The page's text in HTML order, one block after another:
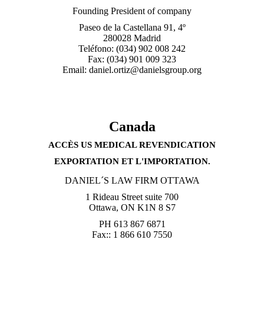
Founding President of company
Paseo de la Castellana 91, 4º
280028 Madrid
Teléfono: (034) 902 008 242
Fax: (034) 901 009 323
Email: daniel.ortiz@danielsgroup.org
Canada
ACCÈS US MEDICAL REVENDICATION
EXPORTATION ET L'IMPORTATION.
DANIEL´S LAW FIRM OTTAWA
1 Rideau Street suite 700
Ottawa, ON K1N 8 S7
PH 613 867 6871
Fax:: 1 866 610 7550